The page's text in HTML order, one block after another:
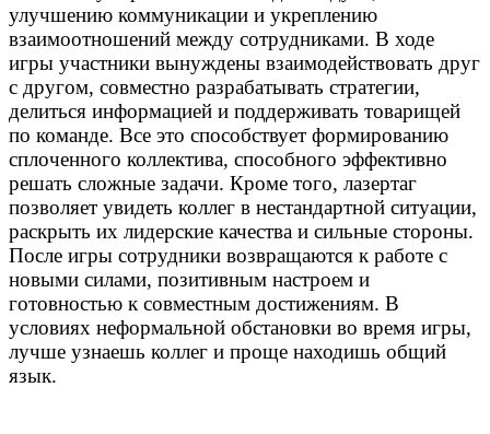
улучшению коммуникации и укреплению
взаимоотношений между сотрудниками. В ходе
игры участники вынуждены взаимодействовать друг
с другом, совместно разрабатывать стратегии,
делиться информацией и поддерживать товарищей
по команде. Все это способствует формированию
сплоченного коллектива, способного эффективно
решать сложные задачи. Кроме того, лазертаг
позволяет увидеть коллег в нестандартной ситуации,
раскрыть их лидерские качества и сильные стороны.
После игры сотрудники возвращаются к работе с
новыми силами, позитивным настроем и
готовностью к совместным достижениям. В
условиях неформальной обстановки во время игры,
лучше узнаешь коллег и проще находишь общий
язык.